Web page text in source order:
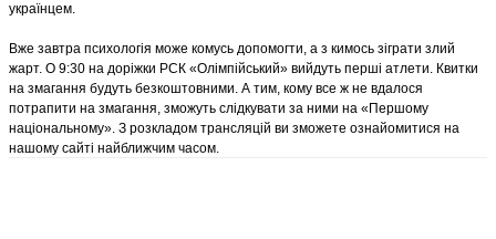
українцем.
Вже завтра психологія може комусь допомогти, а з кимось зіграти злий
жарт. О 9:30 на доріжки РСК «Олімпійський» вийдуть перші атлети. Квитки
на змагання будуть безкоштовними. А тим, кому все ж не вдалося
потрапити на змагання, зможуть слідкувати за ними на «Першому
національному». З розкладом трансляцій ви зможете ознайомитися на
нашому сайті найближчим часом.